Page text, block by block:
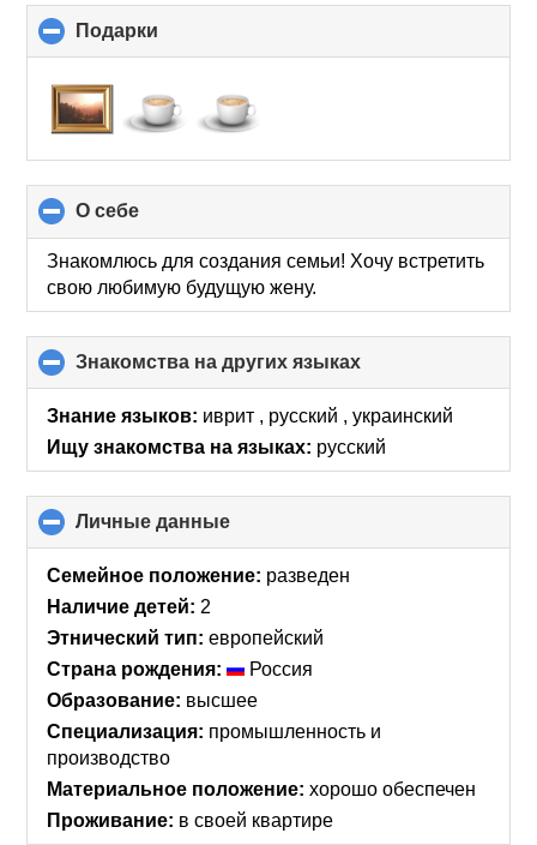
Подарки
to
contents
О себе
to
collapse
contents
Знакомлюсь для создания семьи! Хочу встретить
свою любимую будущую жену.
Знакомства на других языках
to
collapse
contents
Знание языков: иврит , русский , украинский
Ищу знакомства на языках: русский
Личные данные
to
collapse
Семейное положение: разведен
Наличие детей: 2
Этнический тип: европейский
Страна рождения:
Россия
Образование: высшее
Специализация: промышленность и
производство
Материальное положение: хорошо обеспечен
Проживание: в своей квартире